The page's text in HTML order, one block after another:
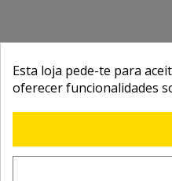
Esta loja pede-te para
oferecer funcionalidades